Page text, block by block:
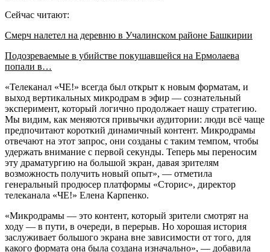
Сейчас читают:
Смерч налетел на деревню в Учалинском районе Башкирии
Подозреваемые в убийстве покушавшейся на Ермолаева
попали в…
«Телеканал «ЧЕ!» всегда был открыт к новым форматам, и
выход вертикальных микродрам в эфир — сознательный
эксперимент, который логично продолжает нашу стратегию.
Мы видим, как меняются привычки аудитории: люди всё чаще
предпочитают короткий динамичный контент. Микродрамы
отвечают на этот запрос, они созданы с таким темпом, чтобы
удержать внимание с первой секунды. Теперь мы переносим
эту драматургию на большой экран, давая зрителям
возможность получить новый опыт», — отметила
генеральный продюсер платформы «Сторис», директор
телеканала «ЧЕ!» Елена Карпенко.
«Микродрамы — это контент, который зрители смотрят на
ходу — в пути, в очереди, в перерыв. Но хорошая история
заслуживает большого экрана вне зависимости от того, для
какого формата она была создана изначально», — добавила